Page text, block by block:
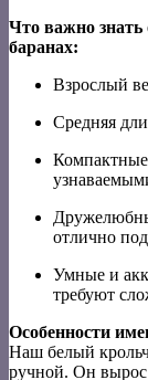
Что важно
баранах:
Взрослый
Средняя
отлично
Умные и
требуют
Особенности
Наш белый
ручной. Он вырос